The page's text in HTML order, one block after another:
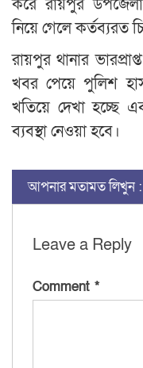
করে রায়পুর উপজেলা
নিয়ে গেলে কর্তব্যরত
রায়পুর থানার
খবর পেয়ে পুলিশ
খতিয়ে দেখা হচ্ছে
ব্যবস্থা নেওয়া হবে।
আপনার মতামত লিখুন :
Leave a Reply
Comment *